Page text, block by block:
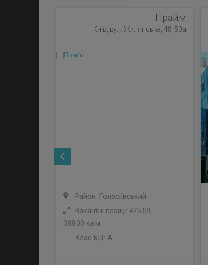
Прайм
Київ, вул. Жилянська, 48, 50а
Район: Голосіївський
Вакантні площі: 475.59;
388.00 кв.м
Клас БЦ: A